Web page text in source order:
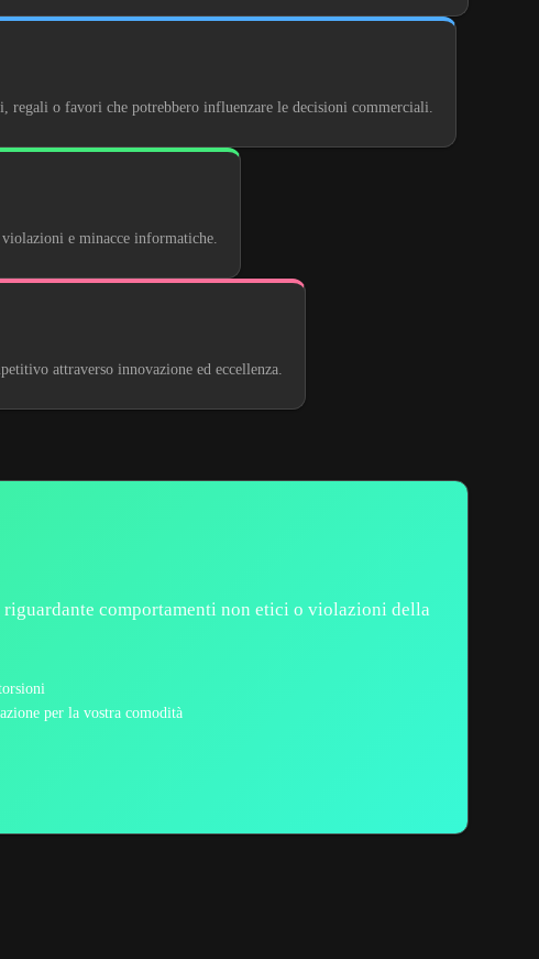
regali o favori che potrebbero influenzare le decisioni commerciali.
e minacce informatiche.
attraverso innovazione ed eccellenza.
comportamenti non etici o violazioni della
per la vostra comodità